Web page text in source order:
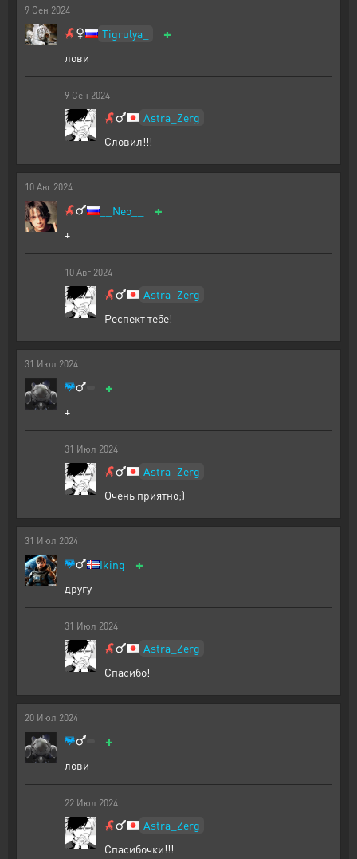
9 Сен 2024
Tigrulya_ +
лови
9 Сен 2024
Astra_Zerg
Словил!!!
10 Авг 2024
__Neo__ +
+
10 Авг 2024
Astra_Zerg
Респект тебе!
31 Июл 2024
+
+
31 Июл 2024
Astra_Zerg
Очень приятно;)
31 Июл 2024
Iking +
другу
31 Июл 2024
Astra_Zerg
Спасибо!
20 Июл 2024
+
лови
22 Июл 2024
Astra_Zerg
Спасибочки!!!